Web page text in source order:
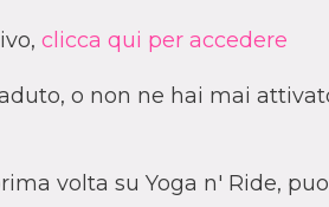
clicca qui per accedere
o non ne hai mai
volta su Yoga n' Ride,